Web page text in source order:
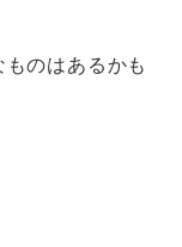
のはあるかも